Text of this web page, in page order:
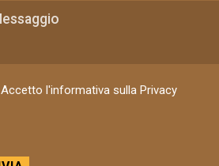
Accetto l'informativa sulla Privacy